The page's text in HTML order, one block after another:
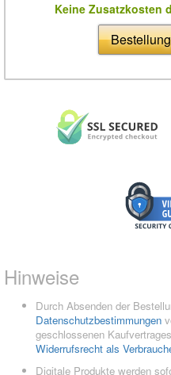
Keine Zusatzkosten
Hinweise
Durch Absenden der
Datenschutzbestimmungen
geschlossenen
Widerrufsrecht als
Digitale Produkte werden